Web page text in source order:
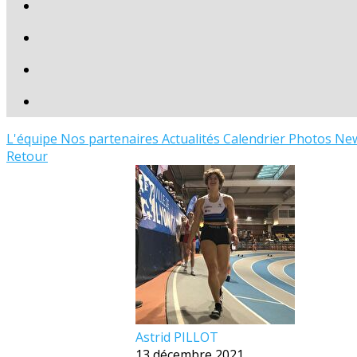
L'équipe Nos partenaires Actualités Calendrier Photos
Retour
Astrid PILLOT